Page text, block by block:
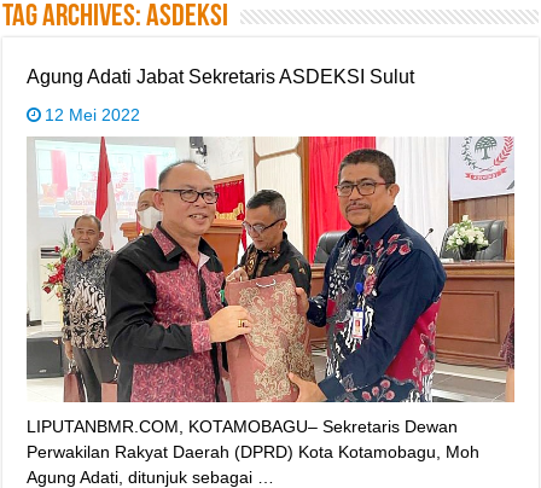
Tag Archives:Asdeksi
Agung Adati Jabat Sekretaris ASDEKSI Sulut
12 Mei 2022
LIPUTANBMR.COM, KOTAMOBAGU– Sekretaris Dewan
Perwakilan Rakyat Daerah (DPRD) Kota Kotamobagu, Moh
Agung Adati, ditunjuk sebagai …